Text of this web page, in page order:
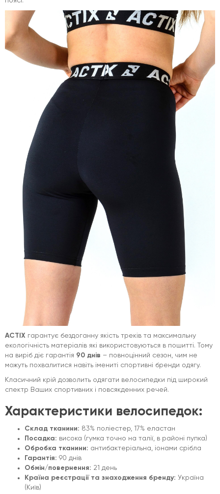
ACTIX гарантує бездоганну якість треків та максимальну
екологічність матеріалів які використовуються в пошитті. Тому
на виріб діє гарантія 90 днів – повноцінний сезон, чим не
можуть похвалитися навіть імениті спортивні бренди одягу.
Класичний крій дозволить одягати велосипедки під широкий
спектр Ваших спортивних і повсякденних речей.
Характеристики велосипедок:
Склад тканини: 83% поліестер, 17% еластан
Посадка: висока (гумка точно на талії, в районі пупка)
Обробка тканини: антибактеріальна, іонами срібла
Гарантія: 90 днів
Обмін/повернення: 21 день
Країна реєстрації та знаходження бренду: Україна
(Київ)